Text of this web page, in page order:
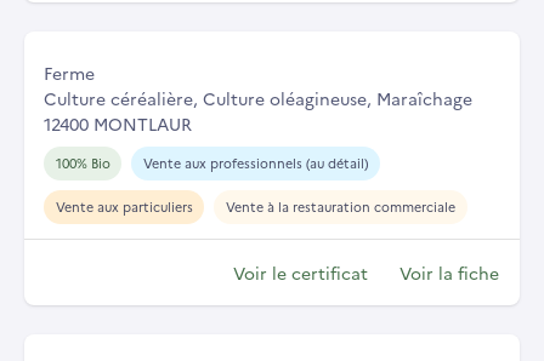
Ferme
Culture céréalière, Culture oléagineuse, Maraîchage
12400 MONTLAUR
100% Bio Vente aux professionnels (au détail)
Vente aux particuliers Vente à la restauration commerciale
Voir le certificat Voir la fiche